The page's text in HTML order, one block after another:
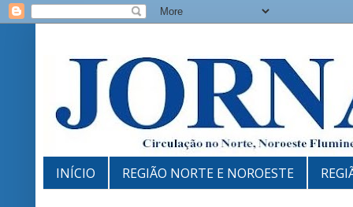
INÍCIO REGIÃO NORTE E NOROESTE